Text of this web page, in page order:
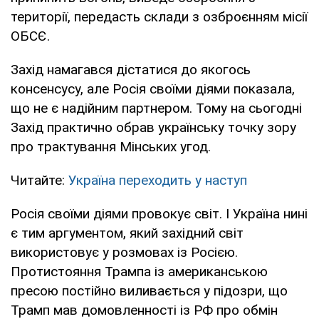
території, передасть склади з озброєнням місії
ОБСЄ.
Захід намагався дістатися до якогось
консенсусу, але Росія своїми діями показала,
що не є надійним партнером. Тому на сьогодні
Захід практично обрав українську точку зору
про трактування Мінських угод.
Читайте: Україна переходить у наступ
Росія своїми діями провокує світ. І Україна нині
є тим аргументом, який західний світ
використовує у розмовах із Росією.
Протистояння Трампа із американською
пресою постійно виливається у підозри, що
Трамп мав домовленності із РФ про обмін